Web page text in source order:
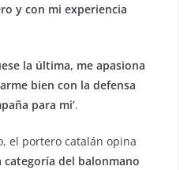
y con mi experiencia
la última, me apasiona
bien con la defensa
para mi’.
el portero catalán opina
categoría del balonmano